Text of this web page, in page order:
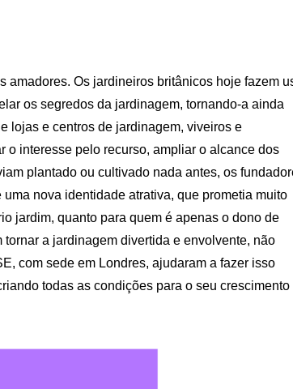
amadores. Os jardineiros britânicos hoje fazem
os segredos da jardinagem, tornando-a ainda
lojas e centros de jardinagem, viveiros e
o interesse pelo recurso, ampliar o alcance dos
plantado ou cultivado nada antes, os
nova identidade atrativa, que prometia muito
jardim, quanto para quem é apenas o dono de
a jardinagem divertida e envolvente, não
com sede em Londres, ajudaram a fazer isso
todas as condições para o seu crescimento